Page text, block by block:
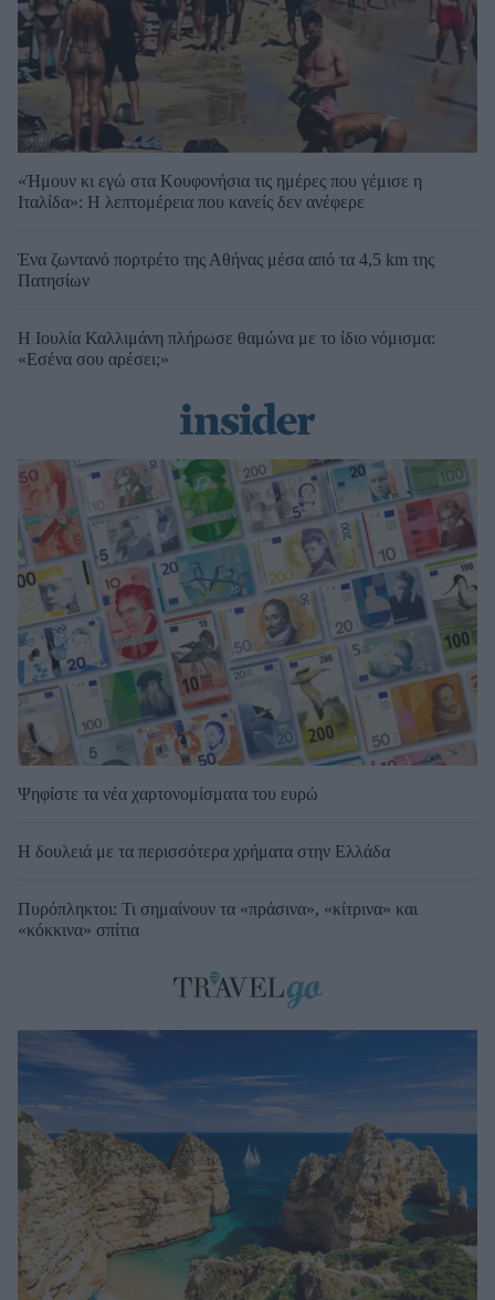
«Ήμουν κι εγώ στα Κουφονήσια τις ημέρες που γέμισε η
Ιταλίδα»: Η λεπτομέρεια που κανείς δεν ανέφερε
Ένα ζωντανό πορτρέτο της Αθήνας μέσα από τα 4,5 km της
Πατησίων
Η Ιουλία Καλλιμάνη πλήρωσε θαμώνα με το ίδιο νόμισμα:
«Εσένα σου αρέσει;»
Ψηφίστε τα νέα χαρτονομίσματα του ευρώ
Η δουλειά με τα περισσότερα χρήματα στην Ελλάδα
Πυρόπληκτοι: Τι σημαίνουν τα «πράσινα», «κίτρινα» και
«κόκκινα» σπίτια